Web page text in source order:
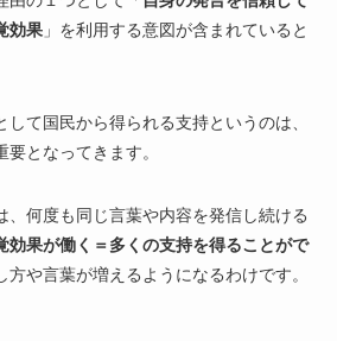
効果」を利用する意図が含まれていると
て国民から得られる支持というのは、
となってきます。
、何度も同じ言葉や内容を発信し続ける
効果が働く＝多くの支持を得ることがで
方や言葉が増えるようになるわけです。